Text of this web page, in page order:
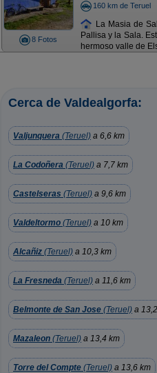
8 Fotos
160 km de Teruel
La Masia de
Pallisa y la Sala.
hermoso valle de
Cerca de Valdealgorfa:
Valjunquera (Teruel) a 6,6 km
La Codoñera (Teruel) a 7,7 km
Castelseras (Teruel) a 9,6 km
Valdeltormo (Teruel) a 10 km
Alcañiz (Teruel) a 10,3 km
La Fresneda (Teruel) a 11,6 km
Belmonte de San Jose (Teruel) a
Mazaleon (Teruel) a 13,4 km
Torre del Compte (Teruel) a 13,6 km